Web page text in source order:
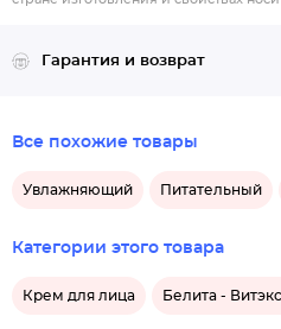
Гарантия и возврат
Все похожие товары
Увлажняющий Питательный
Категории этого товара
Крем для лица Белита -